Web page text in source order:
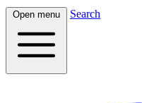
Open menu Search